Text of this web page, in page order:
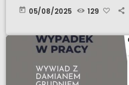
today 05/08/2025 129